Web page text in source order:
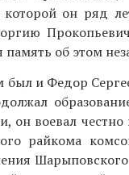
он ряд
память об этом
и Федор
он воевал
райкома